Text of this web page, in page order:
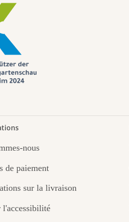
nous
de paiement
sur la livraison